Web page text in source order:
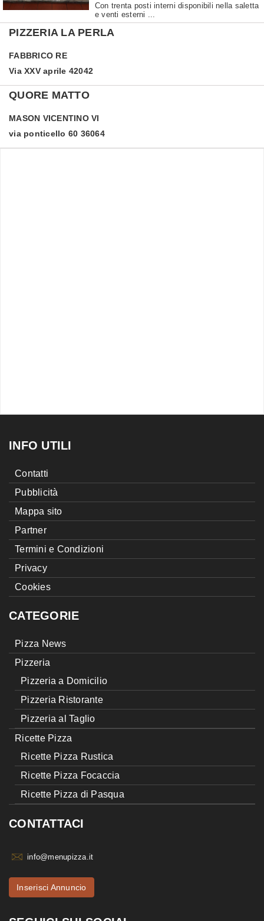
Con trenta posti interni disponibili nella saletta
e venti esterni ...
PIZZERIA LA PERLA
FABBRICO RE
Via XXV aprile 42042
QUORE MATTO
MASON VICENTINO VI
via ponticello 60 36064
INFO UTILI
Contatti
Pubblicità
Mappa sito
Partner
Termini e Condizioni
Privacy
Cookies
CATEGORIE
Pizza News
Pizzeria
Pizzeria a Domicilio
Pizzeria Ristorante
Pizzeria al Taglio
Ricette Pizza
Ricette Pizza Rustica
Ricette Pizza Focaccia
Ricette Pizza di Pasqua
CONTATTACI
info@menupizza.it
Inserisci Annuncio